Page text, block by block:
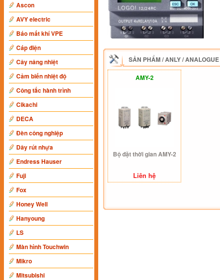
Ascon
AVY electric
Báo mất khí VPE
Cáp điện
Cây nâng nhiệt
Cảm biến nhiệt độ
Công tắc hành trình
Cikachi
DECA
Đèn công nghiệp
Dây rút nhựa
Endress Hauser
Fuji
Fox
Honey Well
Hanyoung
LS
Màn hình Touchwin
Mikro
Mitsubishi
SẢN PHẨM/ANLY/
AMY-2
Bộ đặt thời gian AMY-2
Liên hệ